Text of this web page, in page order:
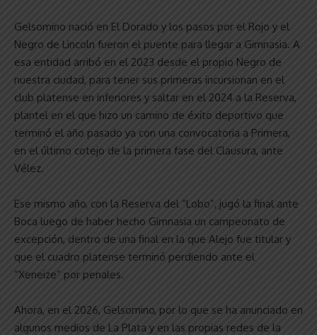
Gelsomino nació en El Dorado y los pasos por el Rojo y el
Negro de Lincoln fueron el puente para llegar a Gimnasia. A
esa entidad arribó en el 2023 desde el propio Negro de
nuestra ciudad, para tener sus primeras incursionan en el
club platense en inferiores y saltar en el 2024 a la Reserva,
plantel en el que hizo un camino de éxito deportivo que
terminó el año pasado ya con una convocatoria a Primera,
en el último cotejo de la primera fase del Clausura, ante
Vélez.
Ese mismo año, con la Reserva del “Lobo”, jugó la final ante
Boca luego de haber hecho Gimnasia un campeonato de
excepción, dentro de una final en la que Alejo fue titular y
que el cuadro platense terminó perdiendo ante el
“Xeneize” por penales.
Ahora, en el 2026, Gelsomino, por lo que se ha anunciado en
algunos medios de La Plata y en las propias redes de la